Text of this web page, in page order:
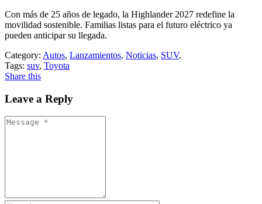
Con más de 25 años de legado, la Highlander 2027 redefine la
movilidad sostenible. Familias listas para el futuro eléctrico ya
pueden anticipar su llegada.
Category: Autos, Lanzamientos, Noticias, SUV,
Tags: suv, Toyota
Share this
Leave a Reply